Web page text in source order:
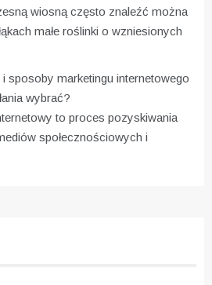
wiosną często znaleźć można
małe roślinki o wzniesionych
i sposoby marketingu internetowego
wybrać?
to proces pozyskiwania
społecznościowych i